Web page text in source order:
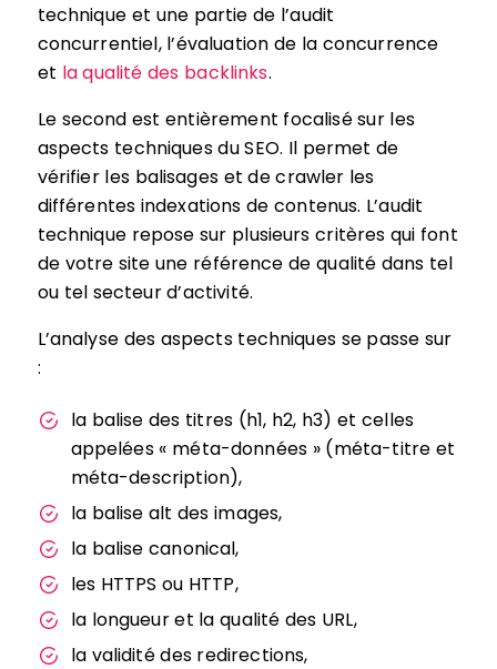
technique et une partie de l’audit
concurrentiel, l’évaluation de la concurrence
et la qualité des backlinks.
Le second est entièrement focalisé sur les
aspects techniques du SEO. Il permet de
vérifier les balisages et de crawler les
différentes indexations de contenus. L’audit
technique repose sur plusieurs critères qui font
de votre site une référence de qualité dans tel
ou tel secteur d’activité.
L’analyse des aspects techniques se passe sur
:
la balise des titres (h1, h2, h3) et celles
appelées « méta-données » (méta-titre et
méta-description),
la balise alt des images,
la balise canonical,
les HTTPS ou HTTP,
la longueur et la qualité des URL,
la validité des redirections,